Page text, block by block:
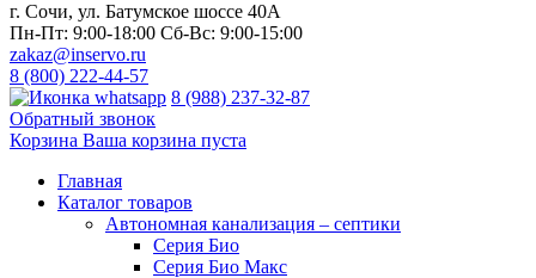
г. Сочи, ул. Батумское шоссе 40А
Пн-Пт: 9:00-18:00 Сб-Вс: 9:00-15:00
zakaz@inservo.ru
8 (800) 222-44-57
8 (988) 237-32-87
Обратный звонок
Корзина Ваша корзина пуста
Главная
Каталог товаров
Автономная канализация – септики
Серия Био
Серия Био Макс